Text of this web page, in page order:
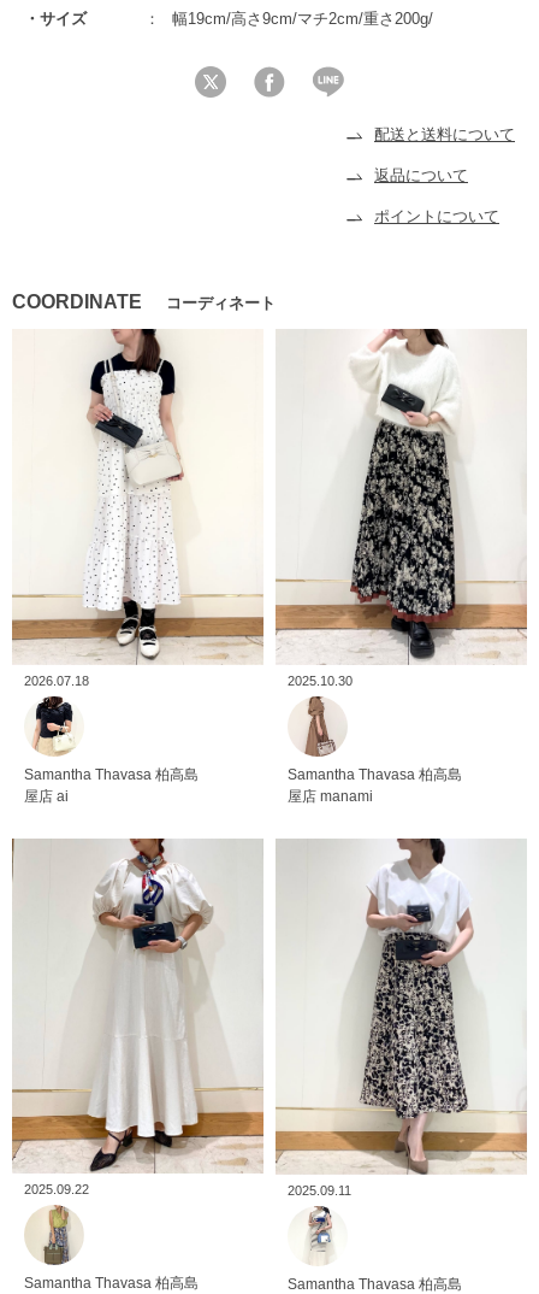
サイズ 幅19cm/高さ9cm/マチ2cm/重さ200g/
配送と送料について
返品について
ポイントについて
COORDINATE コーディネート
2026.07.18
Samantha Thavasa 柏高島
屋店 ai
2025.10.30
Samantha Thavasa 柏高島
屋店 manami
2025.09.22
Samantha Thavasa 柏高島
2025.09.11
Samantha Thavasa 柏高島